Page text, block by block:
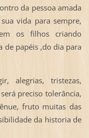
da pessoa amada
vida para sempre,
os filhos criando
de papéis ,do dia para
alegrias, tristezas,
preciso tolerância,
fruto muitas das
da historia de